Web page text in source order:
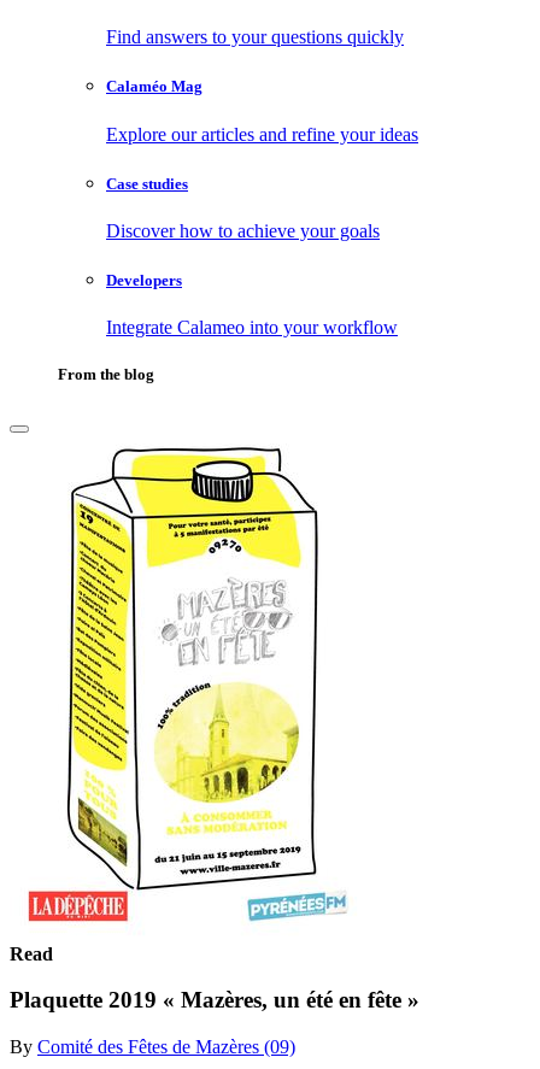
Find answers to your questions quickly
Calaméo Mag
Explore our articles and refine your ideas
Case studies
Discover how to achieve your goals
Developers
Integrate Calameo into your workflow
From the blog
Read
Plaquette 2019 « Mazères, un été en fête »
By Comité des Fêtes de Mazères (09)